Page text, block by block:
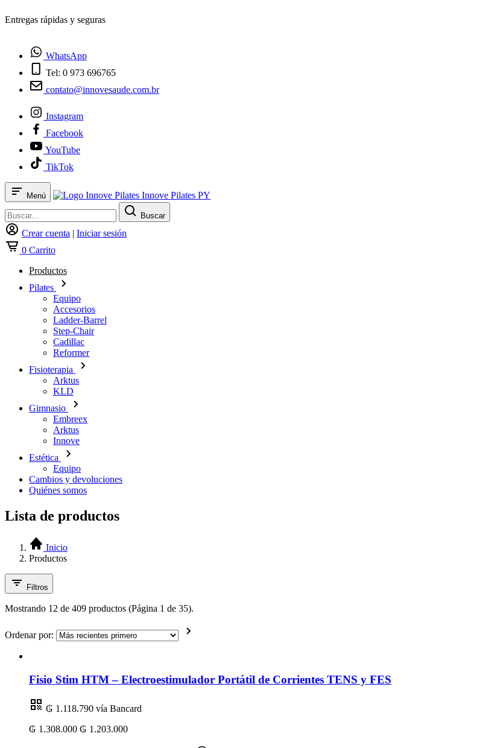
¿Tienes dudas? Habla con nosotros
WhatsApp
Tel: 0 973 696765
contato@innovesaude.com.br
Instagram
Facebook
YouTube
TikTok
Menú Innove Pilates PY
Buscar
Crear cuenta | Iniciar sesión
0 Carrito
Productos
Pilates
Equipo
Accesorios
Ladder-Barrel
Step-Chair
Cadillac
Reformer
Fisioterapia
Arktus
KLD
Gimnasio
Embreex
Arktus
Innove
Estética
Equipo
Cambios y devoluciones
Quiénes somos
Lista de productos
Inicio
Productos
Filtros
Mostrando 12 de 409 productos (Página 1 de 35).
Ordenar por:
Fisio Stim HTM – Electroestimulador Portátil de Corrientes TENS y FES
₲ 1.118.790 vía Bancard
₲ 1.308.000 ₲ 1.203.000